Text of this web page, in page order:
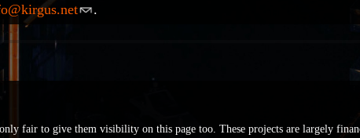
.
fair to give them visibility on this page too. These projects are largely